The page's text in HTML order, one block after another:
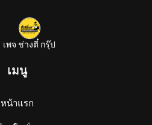
เพจ ช่างตี๋ กรุ๊ป
เมนู
หน้าแรก